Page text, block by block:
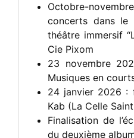
Octobre-
concerts dans le
théâtre immersif
Cie Pixom
23 novembre
Musiques en
24 janvier 2026 :
Kab (La Celle
Finalisation de
du deuxième